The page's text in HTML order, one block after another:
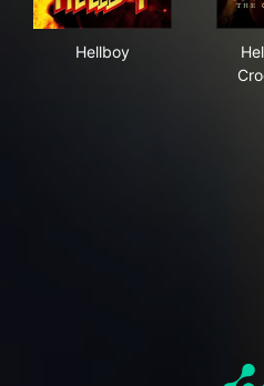
Hellboy